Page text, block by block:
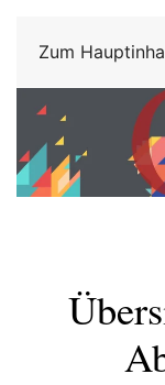
Zum